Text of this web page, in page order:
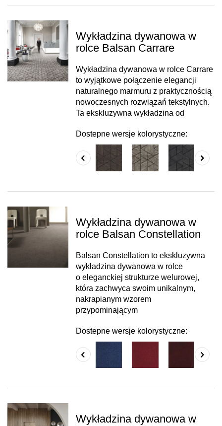
Wykładzina dywanowa w
rolce Balsan Carrare
Wykładzina dywanowa w rolce Carrare
to wyjątkowe połączenie elegancji
naturalnego marmuru z praktycznością
nowoczesnych rozwiązań tekstylnych.
Ta ekskluzywna wykładzina od
Dostepne wersje kolorystyczne:
Wykładzina dywanowa w
rolce Balsan Constellation
Balsan Constellation to ekskluzywna
wykładzina dywanowa w rolce
o eleganckiej strukturze welurowej,
która zachwyca swoim unikalnym,
nakrapianym wzorem
przypominającym
Dostepne wersje kolorystyczne:
Wykładzina dywanowa w